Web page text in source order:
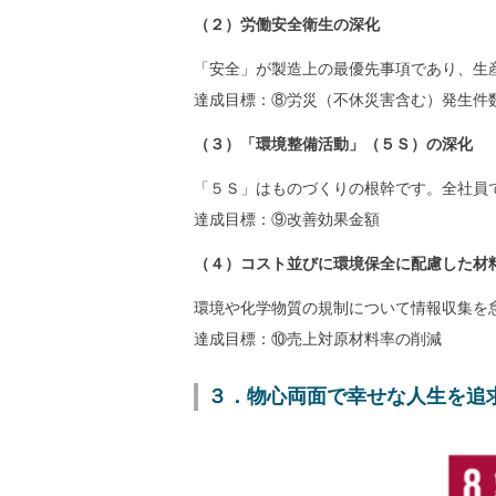
（２）労働安全衛生の深化
「安全」が製造上の最優先事項であり、
達成目標：⑧労災（不休災害含む）発生件
（３）「環境整備活動」（５Ｓ）の深化
「５Ｓ」はものづくりの根幹です。全社
達成目標：⑨改善効果金額
（４）コスト並びに環境保全に配慮した
環境や化学物質の規制について情報収集
達成目標：⑩売上対原材料率の削減
３．物心両面で幸せな人生を